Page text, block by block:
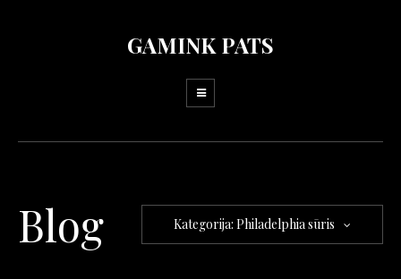
GAMINK PATS
Blog Kategorija: Philadelphia sūris